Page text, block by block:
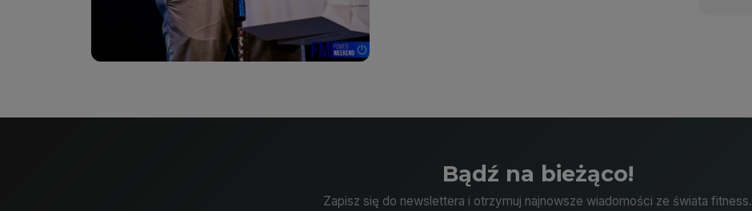
Bądź na bieżąco!
Zapisz się do newslettera i otrzymuj najnowsze wiadomości ze świata fitness.